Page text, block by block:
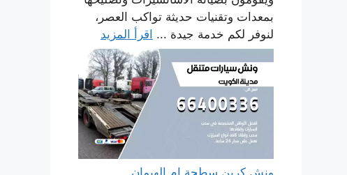
بمعدات وتقنيات حديثة تواكب العصر،
لنوفر لكم خدمة جيدة ... اقرأ المزيد
ونش كرين سطحة ام الهيمان